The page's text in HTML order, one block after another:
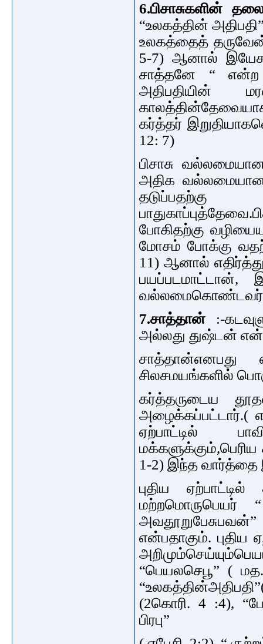
6.பிசாசுகளின்
“உலகத்தின்
உலகத்தைத் தருவேன்
5-7) ஆனால்
சாத்தனே “ என்ற
அதிபதியின்
கர்த்தர்
12: 7)
பிசாசு
அதிக
போகிதற்கு
மோசம் போக்கு
11) ஆனால் எதிர்த்து
பயப்படமாட்டான்,
7.சாத்தான் :-
அல்லது துஷ்டன்
சாத்தான்எனபது
சிலசமயங்களில்
கர்த்தருடைய
அழைக்கப்பட்டார்.(
ஏற்பாட்டில்
மக்களுக்கும்,பெரிய
1-2) இந்த வார்த்தை
புதிய
மற்றமொருபெயர்
என்பதாகும்.
“பெயலசெபூ” (
(2கொரி. 4 :4),
பிரபு”